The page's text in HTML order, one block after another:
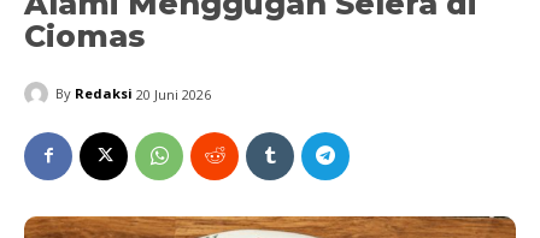
Ciomas
By Redaksi 20 Juni 2026